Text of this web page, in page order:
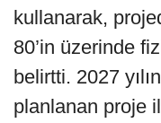
kullanarak,
80’in üzerinde
belirtti. 2027
planlanan proje